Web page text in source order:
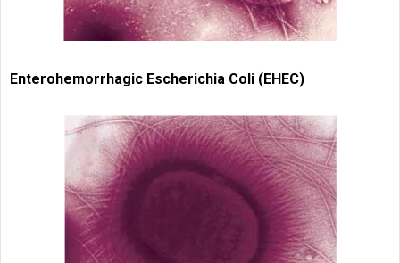
Enterohemorrhagic Escherichia Coli (EHEC)